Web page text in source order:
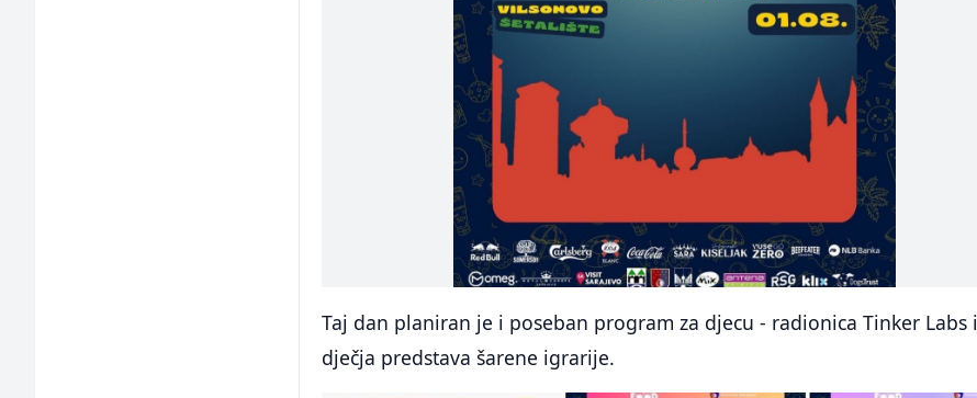
Taj dan planiran je i poseban program za djecu - radionica Tinker Labs i
dječja predstava šarene igrarije.